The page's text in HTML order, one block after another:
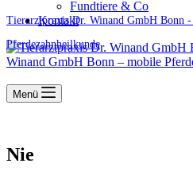
Fundtiere & Co
Kontakt
Tierarztpraxis Dr. Winand GmbH Bonn -
Pferdezahnheilkunde
Menü
Nie